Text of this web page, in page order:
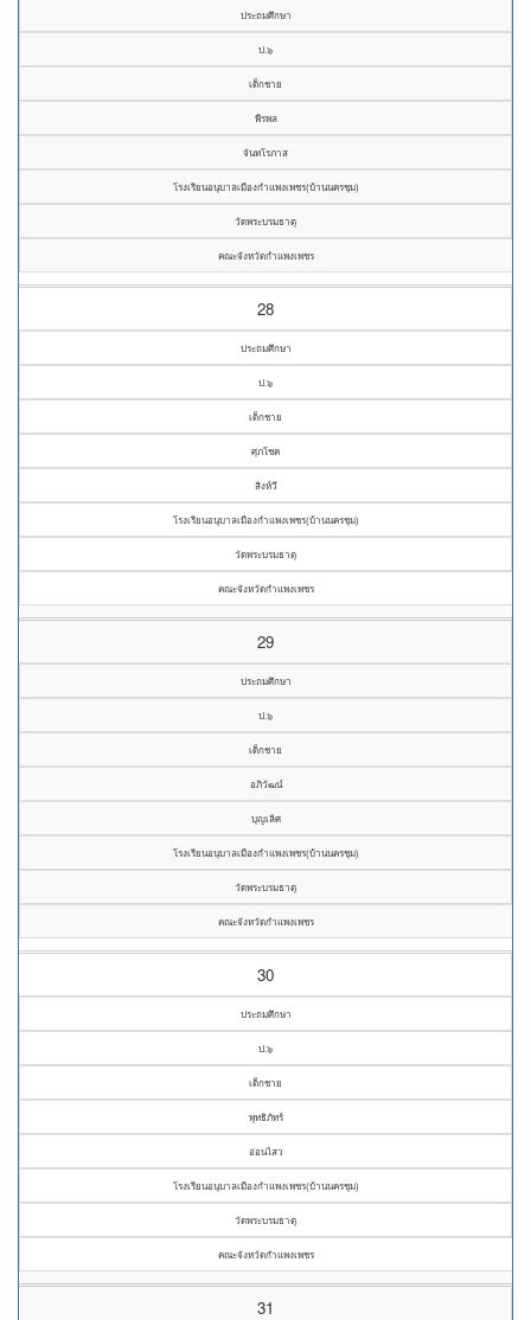
ประถมศึกษา
ป.๖
เด็กชาย
พีรพล
จันทโรภาส
โรงเรียนอนุบาลเมืองกำแพงเพชร(บ้านนครชุม)
วัดพระบรมธาตุ
คณะจังหวัดกำแพงเพชร
28
ประถมศึกษา
ป.๖
เด็กชาย
ศุภโชค
สิงห์วี
โรงเรียนอนุบาลเมืองกำแพงเพชร(บ้านนครชุม)
วัดพระบรมธาตุ
คณะจังหวัดกำแพงเพชร
29
ประถมศึกษา
ป.๖
เด็กชาย
อภิวัฒน์
บุญเลิศ
โรงเรียนอนุบาลเมืองกำแพงเพชร(บ้านนครชุม)
วัดพระบรมธาตุ
คณะจังหวัดกำแพงเพชร
30
ประถมศึกษา
ป.๖
เด็กชาย
พุทธิภัทร์
อ่อนไสว
โรงเรียนอนุบาลเมืองกำแพงเพชร(บ้านนครชุม)
วัดพระบรมธาตุ
คณะจังหวัดกำแพงเพชร
31